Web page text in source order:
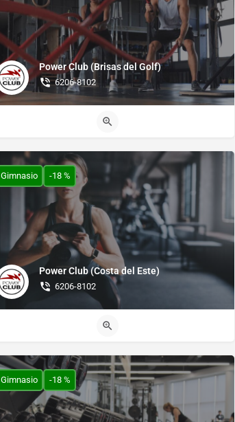
Power Club (Brisas del Golf)
6206-8102
Power Club (Costa del Este)
6206-8102
Gimnasio -18 %
Gimnasio -18 %